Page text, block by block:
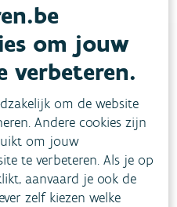
meestgestelde vragen
Vul ons
om jouw
verbeteren.
om de website
Andere cookies zijn
om jouw
te verbeteren. Als je op
aanvaard je ook de
zelf kiezen welke